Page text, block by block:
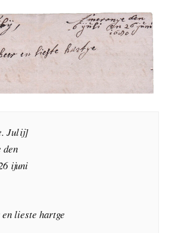
Julij]
den
ijuni
lieste hartge